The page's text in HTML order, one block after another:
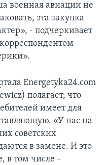
военная авиации не
эта закупка
- подчеркивает
Energetyka24.com
полагает, что
имеет для
«У нас на
советских
в замене. И это
в том числе –